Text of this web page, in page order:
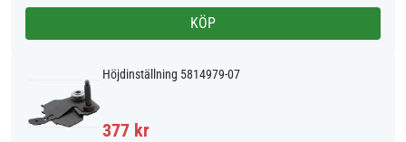
KÖP
Höjdinställning 5814979-07
377 kr